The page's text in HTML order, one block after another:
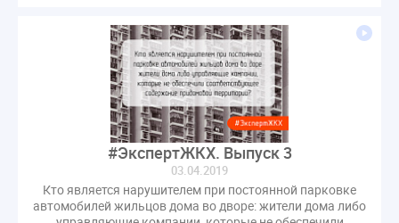
перерасчет платы
тарифы
теплоснабжение
штраф
ВОК
Всероссийское совещание
ГД
Госсовет
Жилищная инспекция
Закон Хинштейна
Зарубежный опыт
Исследования
Казань
Минфин НДС
Общественная палата
Проект
Рабочая группа
Регулирование Персональные данные ЕГРН
#ЭкспертЖКХ. Выпуск 3
03.04.2019
Кто является нарушителем при постоянной парковке
автомобилей жильцов дома во дворе: жители дома либо